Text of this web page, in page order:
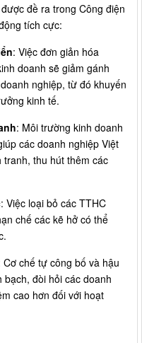
đề ra trong Công điện
tích cực:
: Việc đơn giản hóa
doanh sẽ giảm gánh
nghiệp, từ đó khuyến
kinh tế.
: Môi trường kinh doanh
các doanh nghiệp Việt
thu hút thêm các
: Việc loại bỏ các TTHC
chế các kẽ hở có thể
Cơ chế tự công bố và hậu
đòi hỏi các doanh
cao hơn đối với hoạt